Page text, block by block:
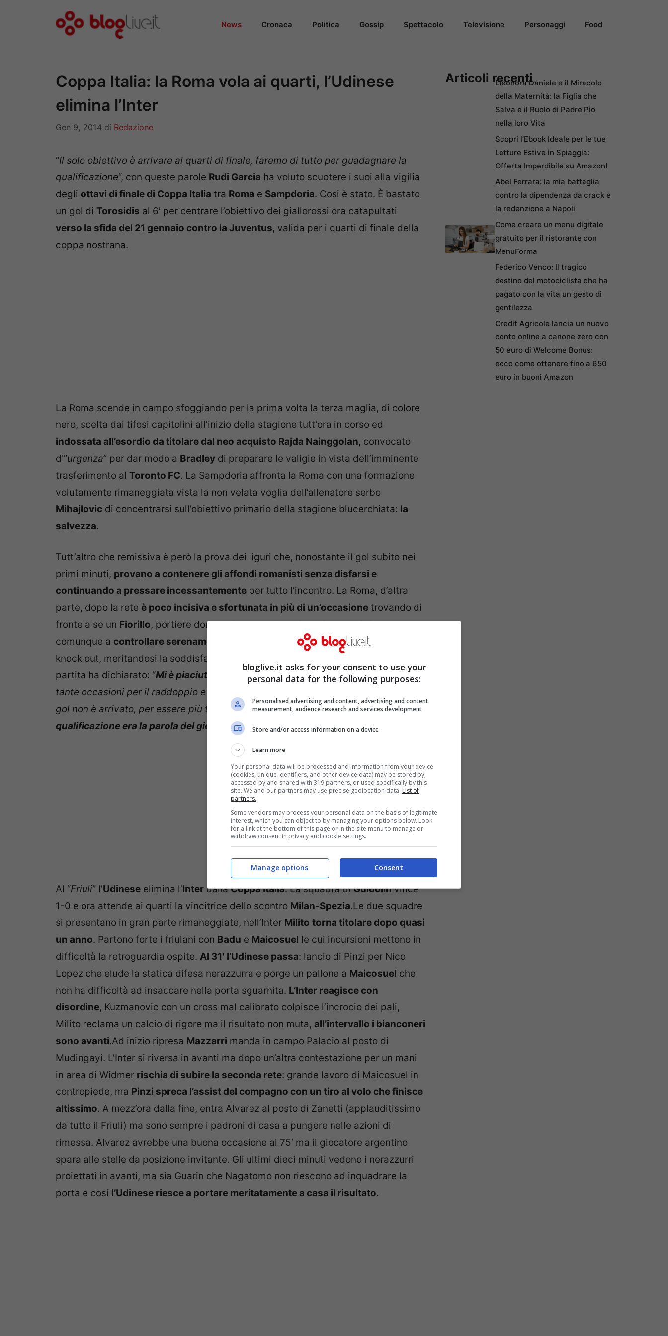
News Cronaca Politica Gossip Spettacolo Televisione Personaggi Food
Coppa Italia: la Roma vola ai quarti, l’Udinese
elimina l’Inter
Gen 9, 2014 di Redazione
“Il solo obiettivo è arrivare ai quarti di finale, faremo di tutto per guadagnare la
qualificazione“, con queste parole Rudi Garcia ha voluto scuotere i suoi alla vigilia
degli ottavi di finale di Coppa Italia tra Roma e Sampdoria. Cosi è stato. È bastato
un gol di Torosidis al 6′ per centrare l’obiettivo dei giallorossi ora catapultati
verso la sfida del 21 gennaio contro la Juventus, valida per i quarti di finale della
coppa nostrana.
La Roma scende in campo sfoggiando per la prima volta la terza maglia, di colore
nero, scelta dai tifosi capitolini all’inizio della stagione tutt’ora in corso ed
indossata all’esordio da titolare dal neo acquisto Rajda Nainggolan, convocato
d'”urgenza” per dar modo a Bradley di preparare le valigie in vista dell’imminente
trasferimento al Toronto FC. La Sampdoria affronta la Roma con una formazione
volutamente rimaneggiata vista la non velata voglia dell’allenatore serbo
Mihajlovic di concentrarsi sull’obiettivo primario della stagione blucerchiata: la
salvezza.
Tutt’altro che remissiva è però la prova dei liguri che, nonostante il gol subito nei
primi minuti, provano a contenere gli affondi romanisti senza disfarsi e
continuando a pressare incessantemente per tutto l’incontro. La Roma, d’altra
parte, dopo la rete è poco incisiva e sfortunata in più di un’occasione trovando di
fronte a se un Fiorillo, portiere doriano, in stato di grazia. I giallorossi riescono
comunque a controllare serenamente l’incontro
pur non trovando il colpo del
knock out, meritandosi la soddisfazione del tecnico francese che al termine della
partita ha dichiarato: “Mi è piaciuta la gara in maniera quasi totale. Abbiamo avuto
tante occasioni per il raddoppio e non abbiamo sofferto. Peccato che il secondo
gol non è arrivato, per essere più tranquilli alla fine.Ma sono contento perché
qualificazione era la parola del giorno
.
Al “Friuli” l’Udinese elimina l’Inter dallaCoppa Italia. La squadra diGuidolinvince
1-0 e ora attende ai quarti la vincitrice dello scontro Milan-Spezia.Le due squadre
si presentano in gran parte rimaneggiate, nell’Inter Milito torna titolare dopo quasi
un anno. Partono forte i friulani con Badu e Maicosuel le cui incursioni mettono in
difficoltà la retroguardia ospite. Al 31′ l’Udinese passa: lancio di Pinzi per Nico
Lopez che elude la statica difesa nerazzurra e porge un pallone a Maicosuel che
non ha difficoltà ad insaccare nella porta sguarnita. L’Inter reagisce con
disordine, Kuzmanovic con un cross mal calibrato colpisce l’incrocio dei pali,
Milito reclama un calcio di rigore ma il risultato non muta, all’intervallo i bianconeri
sono avanti.Ad inizio ripresa Mazzarri manda in campo Palacio al posto di
Mudingayi. L’Inter si riversa in avanti ma dopo un’altra contestazione per un mani
in area di Widmer rischia di subire la seconda rete: grande lavoro di Maicosuel in
contropiede, ma Pinzi spreca l’assist del compagno con un tiro al volo che finisce
altissimo. A mezz’ora dalla fine, entra Alvarez al posto di Zanetti (applauditissimo
da tutto il Friuli) ma sono sempre i padroni di casa a pungere nelle azioni di
rimessa. Alvarez avrebbe una buona occasione al 75′ ma il giocatore argentino
spara alle stelle da posizione invitante. Gli ultimi dieci minuti vedono i nerazzurri
proiettati in avanti, ma sia Guarin che Nagatomo non riescono ad inquadrare la
porta e cosí l’Udinese riesce a portare meritatamente a casa il risultato.
Articoli recentiEleonora Daniele e il Miracolo
della Maternità: la Figlia che
Salva e il Ruolo di Padre Pio
nella loro Vita
Scopri l’Ebook Ideale per le tue
Letture Estive in Spiaggia:
Offerta Imperdibile su Amazon!
Abel Ferrara: la mia battaglia
contro la dipendenza da crack e
la redenzione a Napoli
Come creare un menu digitale
gratuito per il ristorante con
MenuForma
Federico Venco: Il tragico
destino del motociclista che ha
pagato con la vita un gesto di
gentilezza
Credit Agricole lancia un nuovo
conto online a canone zero con
50 euro di Welcome Bonus:
ecco come ottenere fino a 650
euro in buoni Amazon
bloglive.it asks for your consent to use your
personal data for the following purposes:
Personalised advertising and content, advertising and content
measurement, audience research and services development
Store and/or access information on a device
Learn more
Your personal data will be processed and information from your device
(cookies, unique identifiers, and other device data) may be stored by,
accessed by and shared with 319 partners, or used specifically by this
site. We and our partners may use precise geolocation data. List of
partners.
Some vendors may process your personal data on the basis of legitimate
interest, which you can object to by managing your options below. Look
for a link at the bottom of this page or in the site menu to manage or
withdraw consent in privacy and cookie settings.
Consent
Manage options